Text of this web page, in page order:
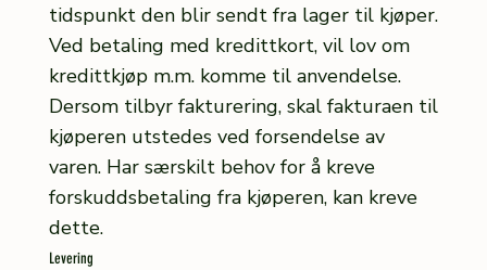
tidspunkt den blir sendt fra lager til kjøper.
Ved betaling med kredittkort, vil lov om
kredittkjøp m.m. komme til anvendelse.
Dersom tilbyr fakturering, skal fakturaen til
kjøperen utstedes ved forsendelse av
varen. Har særskilt behov for å kreve
forskuddsbetaling fra kjøperen, kan kreve
dette.
Levering